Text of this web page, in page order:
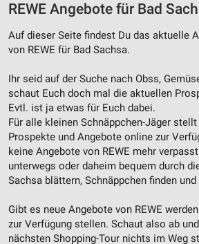
REWE Angebote für Bad
Auf dieser Seite findest Du das aktuelle
von REWE für Bad Sachsa.
Ihr seid auf der Suche nach Obss,
schaut Euch doch mal die aktuellen
Evtl. ist ja etwas für Euch dabei.
Für alle kleinen Schnäppchen-Jäger
Prospekte und Angebote online zur
keine Angebote von REWE mehr
unterwegs oder daheim bequem durch
Sachsa blättern, Schnäppchen finden und
Gibt es neue Angebote von REWE
zur Verfügung stellen. Schaut also ab
nächsten Shopping-Tour nichts im Weg